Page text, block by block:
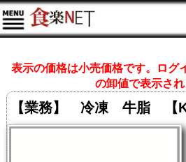
表示の価格は小売価格です。ログ
の卸値で表示され
【業務】 冷凍 牛脂 【